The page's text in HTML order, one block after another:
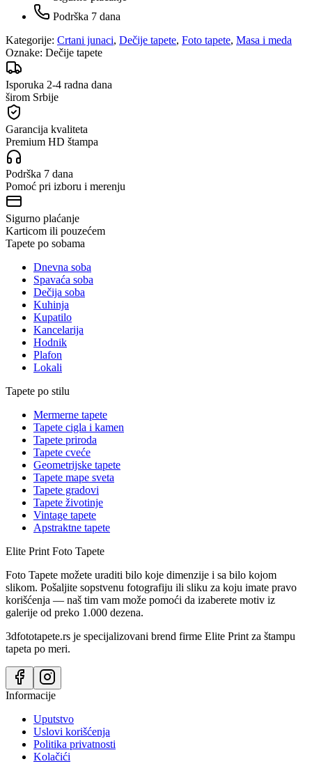
Podrška 7 dana
Kategorije: Crtani junaci, Dečije tapete, Foto tapete, Masa i meda
Oznake: Dečije tapete
Isporuka 2-4 radna dana
širom Srbije
Garancija kvaliteta
Premium HD štampa
Podrška 7 dana
Pomoć pri izboru i merenju
Sigurno plaćanje
Karticom ili pouzećem
Tapete po sobama
Dnevna soba
Spavaća soba
Dečija soba
Kuhinja
Kupatilo
Kancelarija
Hodnik
Plafon
Lokali
Tapete po stilu
Mermerne tapete
Tapete cigla i kamen
Tapete priroda
Tapete cveće
Geometrijske tapete
Tapete mape sveta
Tapete gradovi
Tapete životinje
Vintage tapete
Apstraktne tapete
Elite Print Foto Tapete
Foto Tapete možete uraditi bilo koje dimenzije i sa bilo kojom
slikom. Pošaljite sopstvenu fotografiju ili sliku za koju imate pravo
korišćenja — naš tim vam može pomoći da izaberete motiv iz
galerije od preko 1.000 dezena.
3dfototapete.rs je specijalizovani brend firme Elite Print za štampu
tapeta po meri.
Informacije
Uputstvo
Uslovi korišćenja
Politika privatnosti
Kolačići